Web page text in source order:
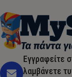
Εγγραφείτε
λαμβάνετε